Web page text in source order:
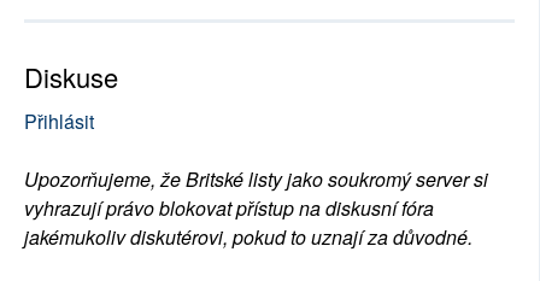
Diskuse
Přihlásit
Upozorňujeme, že Britské listy jako soukromý server si
vyhrazují právo blokovat přístup na diskusní fóra
jakémukoliv diskutérovi, pokud to uznají za důvodné.